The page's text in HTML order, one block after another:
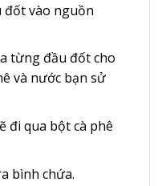
đốt vào nguồn
từng đầu đốt cho
và nước bạn sử
đi qua bột cà phê
bình chứa.